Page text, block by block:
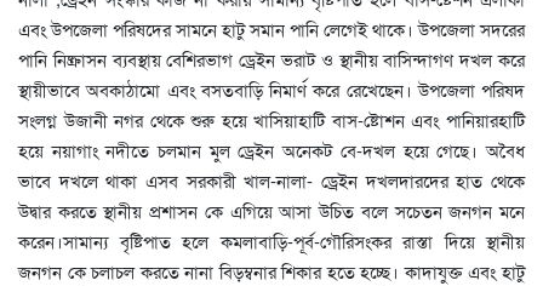
এবং উপজেলা পরিষদের সামনে হাটু সমান পানি লেগেই থাকে। উপজেলা সদরের
পানি নিষ্ক্রাসন ব্যবস্থায় বেশিরভাগ ড্রেইন ভরাট ও স্থানীয় বাসিন্দাগণ দখল করে
স্থায়ীভাবে অবকাঠামো এবং বসতবাড়ি নিমার্ণ করে রেখেছেন। উপজেলা পরিষদ
সংলগ্ন উজানী নগর থেকে শুরু হয়ে খাসিয়াহাটি বাস-ষ্টোশন এবং পানিয়ারহাটি
হয়ে নয়াগাং নদীতে চলমান মুল ড্রেইন অনেকট বে-দখল হয়ে গেছে। অবৈধ
ভাবে দখলে থাকা এসব সরকারী খাল-নালা- ড্রেইন দখলদারদের হাত থেকে
উদ্বার করতে স্থানীয় প্রশাসন কে এগিয়ে আসা উচিত বলে সচেতন জনগন মনে
করেন।সামান্য বৃষ্টিপাত হলে কমলাবাড়ি-পূর্ব-গৌরিসংকর রাস্তা দিয়ে স্থানীয়
জনগন কে চলাচল করতে নানা বিড়ম্বনার শিকার হতে হচ্ছে। কাদাযুক্ত এবং হাটু